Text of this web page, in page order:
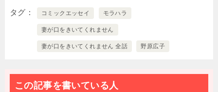
タグ コミックエッセイ モラハラ
妻が口をきいてくれません
妻が口をきいてくれません 全話 野原広子
この記事を書いている人